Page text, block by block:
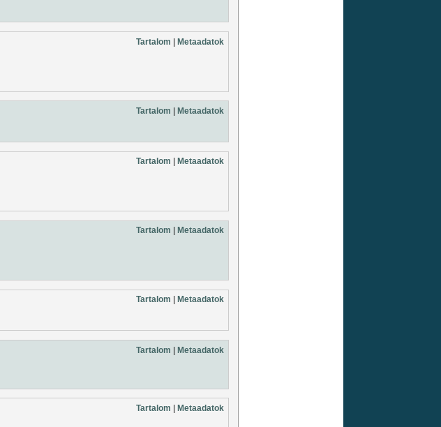
Tartalom | Metaadatok
Tartalom Metaadatok
Tartalom Metaadatok
Tartalom Metaadatok
Tartalom Metaadatok
Tartalom | Metaadatok
Tartalom | Metaadatok